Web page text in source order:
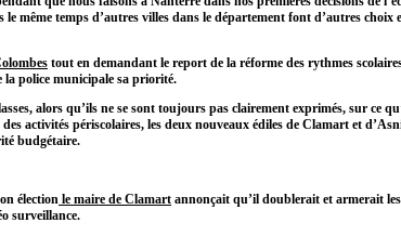
même temps d’autres villes dans le département font d’autres choix
tout en demandant le report de la réforme des rythmes
police municipale sa priorité.
alors qu’ils ne se sont toujours pas clairement exprimés, sur ce
activités périscolaires, les deux nouveaux édiles de Clamart et
budgétaire.
élection le maire de Clamart annonçait qu’il doublerait et armerait
surveillance.